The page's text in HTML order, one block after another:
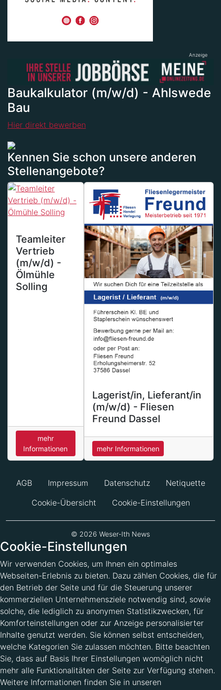
Anzeige
Baukalkulator (m/w/d) - Ahlswede
Bau
Hier direkt bewerben
Kennen Sie schon unsere anderen
Stellenangebote?
Teamleiter
Vertrieb
(m/w/d) -
Ölmühle
Solling
mehr
Informationen
Lagerist/in, Lieferant/in
(m/w/d) - Fliesen
Freund Dassel
mehr Informationen
AGB Impressum Datenschutz
Netiquette
Cookie-Übersicht
Cookie-Einstellungen
© 2026 Weser-Ith News
Cookie-Einstellungen
Wir verwenden Cookies, um Ihnen ein optimales
Webseiten-Erlebnis zu bieten. Dazu zählen Cookies, die für
den Betrieb der Seite und für die Steuerung unserer
kommerziellen Unternehmensziele notwendig sind, sowie
solche, die lediglich zu anonymen Statistikzwecken, für
Komforteinstellungen oder zur Anzeige personalisierter
Inhalte genutzt werden. Sie können selbst entscheiden,
welche Kategorien Sie zulassen möchten. Bitte beachten
Sie, dass auf Basis Ihrer Einstellungen womöglich nicht
mehr alle Funktionalitäten der Seite zur Verfügung stehen.
Weitere Informationen finden Sie in unseren